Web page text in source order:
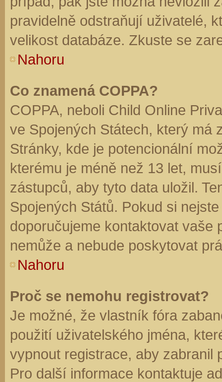
pravidelně odstraňují uživatelé,
velikost databáze. Zkuste se
Nahoru
Co znamená COPPA?
COPPA, neboli Child Online
ve Spojených Státech, který má
Stránky, kde je potencionální
kterému je méně než 13 let,
zástupců, aby tyto data uložil.
Spojených Států. Pokud si
doporučujeme kontaktovat vaše
nemůže a nebude poskytovat
Nahoru
Proč se nemohu registrovat?
Je možné, že vlastník fóra
použití uživatelského jména,
vypnout registrace, aby zabranil
Pro další informace kontaktuje